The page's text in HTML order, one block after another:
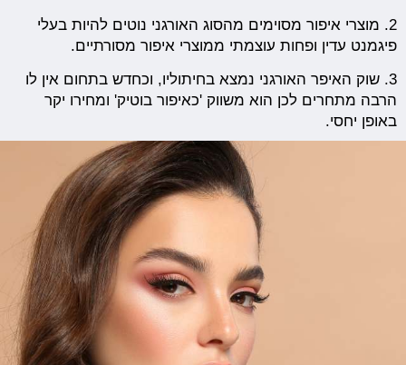
2. מוצרי איפור מסוימים מהסוג האורגני נוטים להיות בעלי
פיגמנט עדין ופחות עוצמתי ממוצרי איפור מסורתיים.
3. שוק האיפר האורגני נמצא בחיתוליו, וכחדש בתחום אין לו
הרבה מתחרים לכן הוא משווק 'כאיפור בוטיק' ומחירו יקר
באופן יחסי.